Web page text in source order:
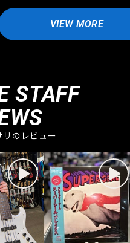
VIEW MORE
STAFF
のレビュー